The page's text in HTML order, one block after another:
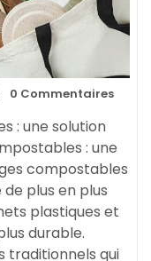
0 Commentaires
: une solution
: une
compostables
plus en plus
plastiques et
durable.
traditionnels qui